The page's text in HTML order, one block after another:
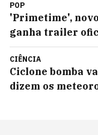
POP
'Primetime',
ganha trailer
CIÊNCIA
Ciclone bomba
dizem os